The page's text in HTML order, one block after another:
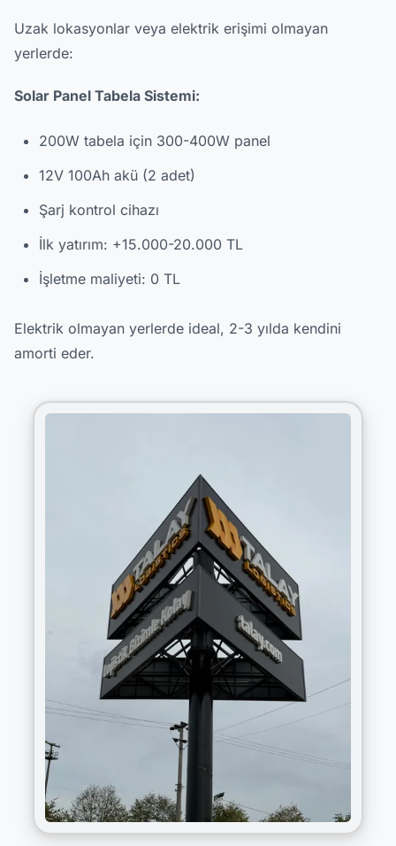
Uzak lokasyonlar veya elektrik erişimi olmayan
yerlerde:
Solar Panel Tabela Sistemi:
200W tabela için 300-400W panel
12V 100Ah akü (2 adet)
Şarj kontrol cihazı
İlk yatırım: +15.000-20.000 TL
İşletme maliyeti: 0 TL
Elektrik olmayan yerlerde ideal, 2-3 yılda kendini
amorti eder.